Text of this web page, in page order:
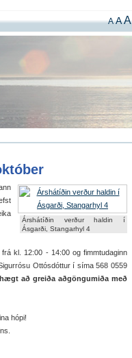
A AA
Árshátíðin verður haldin í
Ásgarði, Stangarhyl 4
kl. 12:00 - 14:00 og fimmtudaginn
Ottósdóttur í síma 568 0559
að greiða aðgöngumiða með
hópi!